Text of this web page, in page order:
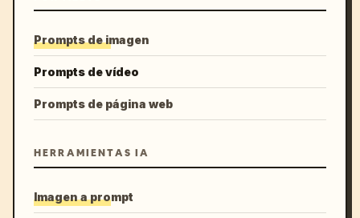
Prompts de imagen
Prompts de vídeo
Prompts de página web
HERRAMIENTAS IA
Imagen a prompt